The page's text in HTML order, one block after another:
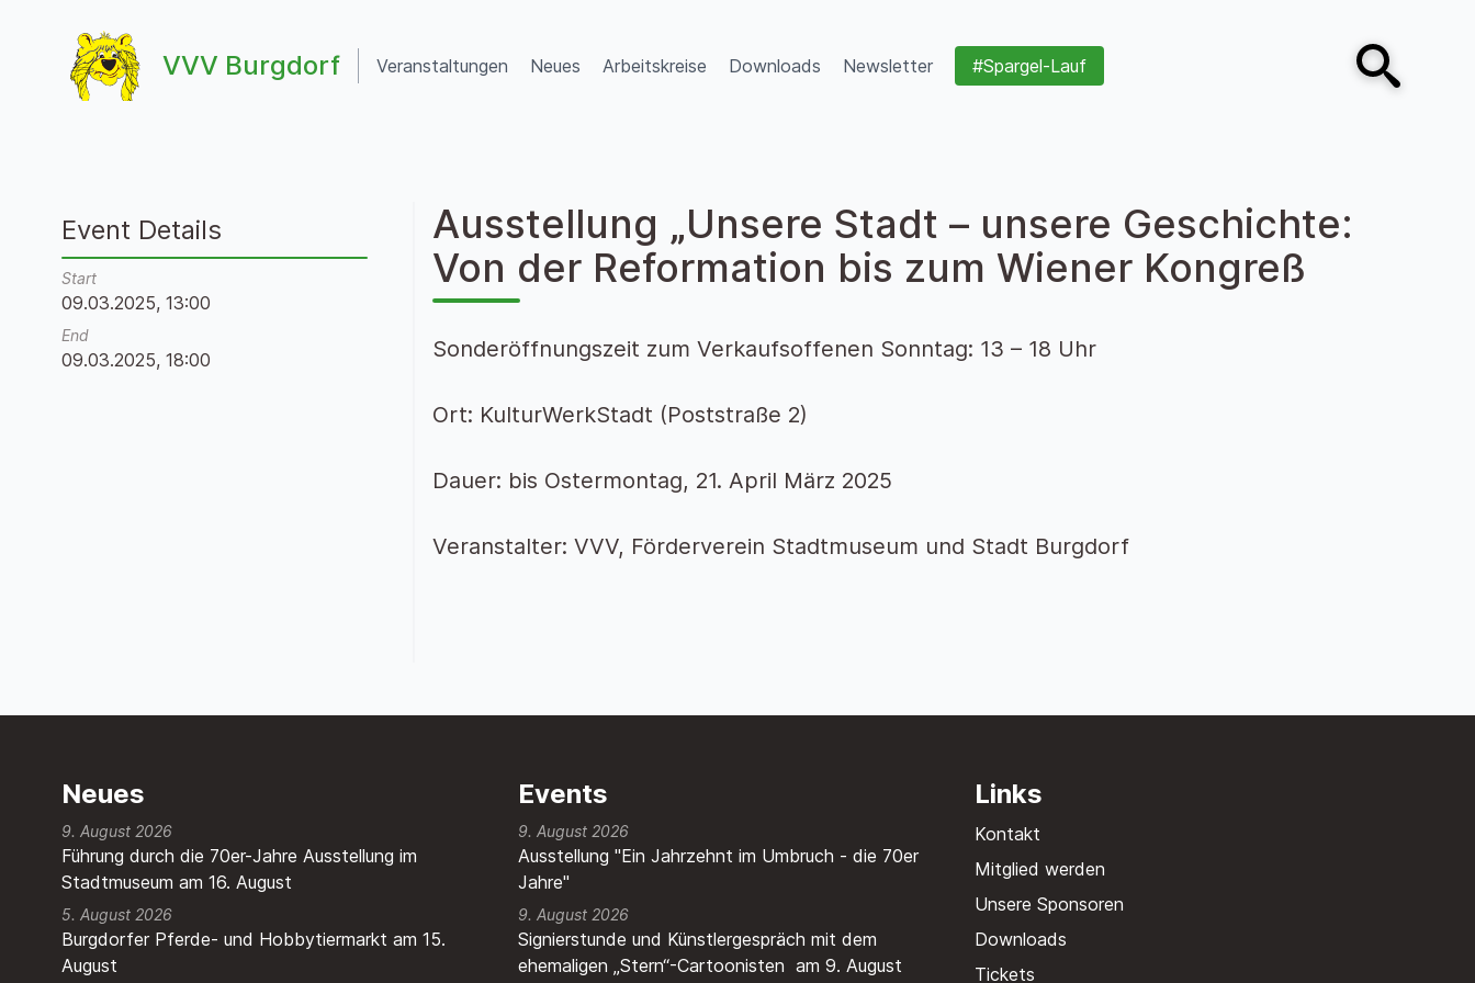
VVV Burgdorf
VVV Burgdorf
Veranstaltungen Neues Arbeitskreise Downloads Newsletter #Spargel-Lauf
Open search
Ausstellung „Unsere Stadt – unsere Geschichte:
Von der Reformation bis zum Wiener Kongreß
Sonderöffnungszeit zum Verkaufsoffenen Sonntag: 13 – 18 Uhr
Ort: KulturWerkStadt (Poststraße 2)
Dauer: bis Ostermontag, 21. April März 2025
Veranstalter: VVV, Förderverein Stadtmuseum und Stadt Burgdorf
Event Details
Start
09.03.2025, 13:00
End
09.03.2025, 18:00
Neues
Führung durch die 70er-Jahre Ausstellung im
Stadtmuseum am 16. August
9. August 2026
Burgdorfer Pferde- und Hobbytiermarkt am 15.
August
5. August 2026
Events
9. August 2026
Ausstellung "Ein Jahrzehnt im Umbruch - die 70er
Jahre"
9. August 2026
Signierstunde und Künstlergespräch mit dem
ehemaligen „Stern“-Cartoonisten am 9. August
Links
Kontakt
Mitglied werden
Unsere Sponsoren
Downloads
Tickets